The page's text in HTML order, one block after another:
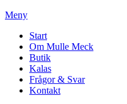
Meny
Start
Om Mulle Meck
Butik
Kalas
Frågor & Svar
Kontakt